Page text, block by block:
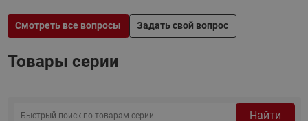
Смотреть все вопросы Задать свой вопрос
Товары серии
Найти